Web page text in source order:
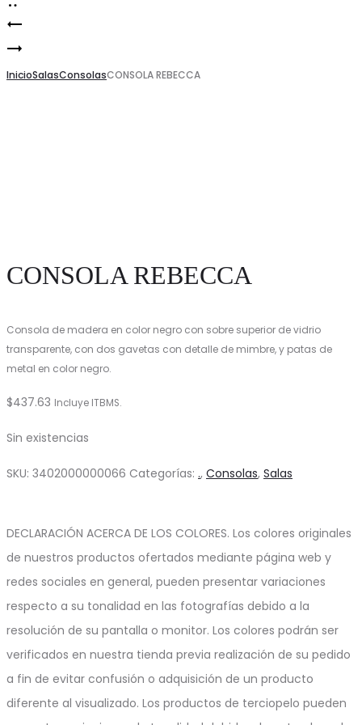
Product
navigation
Verde
CONSOLA
BRISTOL
InicioSalasConsolasCONSOLA REBECCA
CONSOLA REBECCA
Consola de madera en color negro con sobre superior de vidrio
transparente, con dos gavetas con detalle de mimbre, y patas de
metal en color negro.
$437.63 Incluye ITBMS.
Sin existencias
SKU: 3402000000066 Categorías: ., Consolas, Salas
DECLARACIÓN ACERCA DE LOS COLORES. Los colores originales
de nuestros productos ofertados mediante página web y
redes sociales en general, pueden presentar variaciones
respecto a su tonalidad en las fotografías debido a la
resolución de su pantalla o monitor. Los colores podrán ser
verificados en nuestra tienda previa realización de su pedido
a fin de evitar confusión o adquisición de un producto
diferente al visualizado. Los productos de terciopelo pueden